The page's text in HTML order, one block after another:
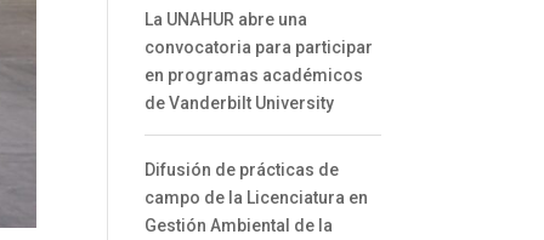
La UNAHUR abre una
convocatoria para participar
en programas académicos
de Vanderbilt University
Difusión de prácticas de
campo de la Licenciatura en
Gestión Ambiental de la